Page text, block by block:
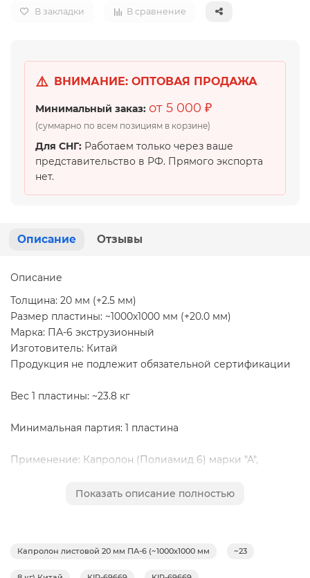
В закладки В сравнение
⚠️ ВНИМАНИЕ: ОПТОВАЯ ПРОДАЖА
Минимальный заказ: от 5 000 ₽
(суммарно по всем позициям в корзине)
Для СНГ: Работаем только через ваше
представительство в РФ. Прямого экспорта
нет.
Описание Отзывы
Описание
Толщина: 20 мм (+2.5 мм)
Размер пластины: ~1000х1000 мм (+20.0 мм)
Марка: ПА-6 экструзионный
Изготовитель: Китай
Продукция не подлежит обязательной сертификации
Вес 1 пластины: ~23.8 кг
Минимальная партия: 1 пластина
Применение: Капролон (Полиамид 6) марки "А",
механической обработки деталей конструкционного и
изготовления подшипников скольжения, втулок,
шестерён, звёздочек, деталей уплотнения.
Показать описание полностью
Капролон листовой 20 мм ПА-6 (~1000х1000 мм ~23